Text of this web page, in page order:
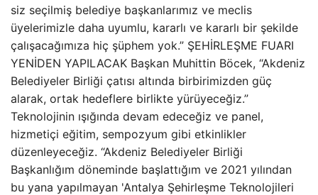
siz seçilmiş belediye başkanlarımız ve meclis
üyelerimizle daha uyumlu, kararlı ve kararlı bir şekilde
çalışacağımıza hiç şüphem yok.” ŞEHİRLEŞME FUARI
YENİDEN YAPILACAK Başkan Muhittin Böcek, “Akdeniz
Belediyeler Birliği çatısı altında birbirimizden güç
alarak, ortak hedeflere birlikte yürüyeceğiz.”
Teknolojinin ışığında devam edeceğiz ve panel,
hizmetiçi eğitim, sempozyum gibi etkinlikler
düzenleyeceğiz. “Akdeniz Belediyeler Birliği
Başkanlığım döneminde başlattığım ve 2021 yılından
bu yana yapılmayan 'Antalya Şehirleşme Teknolojileri